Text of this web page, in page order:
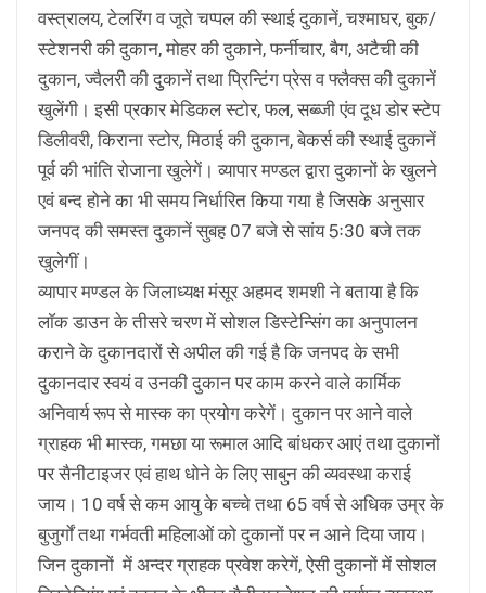
वस्त्रालय, टेलरिंग व जूते चप्पल की स्थाई दुकानें, चश्माघर, बुक/
स्टेशनरी की दुकान, मोहर की दुकाने, फर्नीचार, बैग, अटैची की
दुकान, ज्वैलरी की दुुकानें तथा प्रिन्टिंग प्रेस व फ्लैक्स की दुकानें
खुलेंगी। इसी प्रकार मेडिकल स्टोर, फल, सब्ब्जी एंव दूध डोर स्टेप
डिलीवरी, किराना स्टोर, मिठाई की दुकान, बेकर्स की स्थाई दुकानें
पूर्व की भांति रोजाना खुलेगें। व्यापार मण्डल द्वारा दुकानों के खुलने
एवं बन्द होने का भी समय निर्धारित किया गया है जिसके अनुसार
जनपद की समस्त दुकानें सुबह 07 बजे से सांय 5ः30 बजे तक
खुलेगीं।
व्यापार मण्डल के जिलाध्यक्ष मंसूर अहमद शमशी ने बताया है कि
लाॅक डाउन के तीसरे चरण में सोशल डिस्टेन्सिंग का अनुपालन
कराने के दुकानदारों से अपील की गई है कि जनपद के सभी
दुकानदार स्वयं व उनकी दुकान पर काम करने वाले कार्मिक
अनिवार्य रूप से मास्क का प्रयोग करेगें। दुकान पर आने वाले
ग्राहक भी मास्क, गमछा या रूमाल आदि बांधकर आएं तथा दुकानों
पर सैनीटाइजर एवं हाथ धोने के लिए साबुन की व्यवस्था कराई
जाय। 10 वर्ष से कम आयु के बच्चे तथा 65 वर्ष से अधिक उम्र के
बुजुर्गों तथा गर्भवती महिलाओं को दुकानों पर न आने दिया जाय।
जिन दुकानों में अन्दर ग्राहक प्रवेश करेगें, ऐसी दुकानों में सोशल